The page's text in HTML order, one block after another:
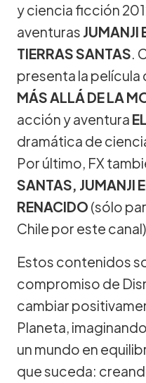
y ciencia ficción
aventuras JUMANJI
TIERRAS SANTAS.
presenta la película
MÁS ALLÁ DE LA
acción y aventura
dramática de
Por último, FX
SANTAS, JUMANJI
RENACIDO (sólo
Chile por este
Estos contenidos
compromiso de
cambiar
Planeta,
un mundo en
que suceda: